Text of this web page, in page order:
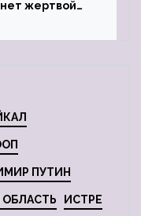
жертвой
ПУТИН
ОБЛАСТЬ ИСТРЕ